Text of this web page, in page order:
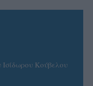
Κούβελου